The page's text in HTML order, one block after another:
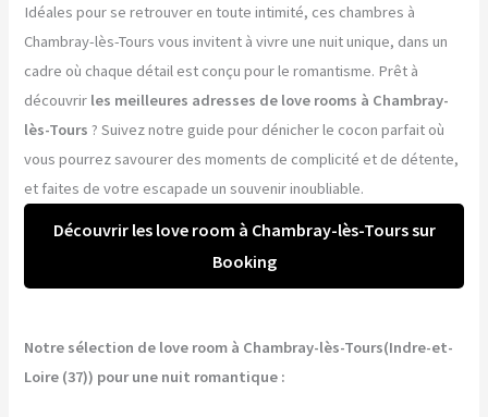
Idéales pour se retrouver en toute intimité, ces chambres à
Chambray-lès-Tours vous invitent à vivre une nuit unique, dans un
cadre où chaque détail est conçu pour le romantisme. Prêt à
découvrir les meilleures adresses de love rooms à Chambray-
lès-Tours ? Suivez notre guide pour dénicher le cocon parfait où
vous pourrez savourer des moments de complicité et de détente,
et faites de votre escapade un souvenir inoubliable.
Découvrir les love room à Chambray-lès-Tours sur
Booking
Notre sélection de love room à Chambray-lès-Tours(Indre-et-
Loire (37)) pour une nuit romantique :